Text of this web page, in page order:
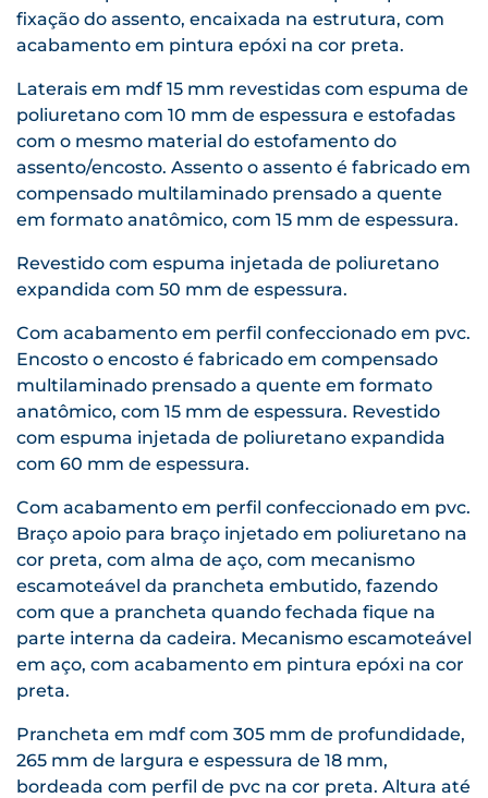
fixação do assento, encaixada na estrutura, com
acabamento em pintura epóxi na cor preta.
Laterais em mdf 15 mm revestidas com espuma de
poliuretano com 10 mm de espessura e estofadas
com o mesmo material do estofamento do
assento/encosto. Assento o assento é fabricado em
compensado multilaminado prensado a quente
em formato anatômico, com 15 mm de espessura.
Revestido com espuma injetada de poliuretano
expandida com 50 mm de espessura.
Com acabamento em perfil confeccionado em pvc.
Encosto o encosto é fabricado em compensado
multilaminado prensado a quente em formato
anatômico, com 15 mm de espessura. Revestido
com espuma injetada de poliuretano expandida
com 60 mm de espessura.
Com acabamento em perfil confeccionado em pvc.
Braço apoio para braço injetado em poliuretano na
cor preta, com alma de aço, com mecanismo
escamoteável da prancheta embutido, fazendo
com que a prancheta quando fechada fique na
parte interna da cadeira. Mecanismo escamoteável
em aço, com acabamento em pintura epóxi na cor
preta.
Prancheta em mdf com 305 mm de profundidade,
265 mm de largura e espessura de 18 mm,
bordeada com perfil de pvc na cor preta. Altura até